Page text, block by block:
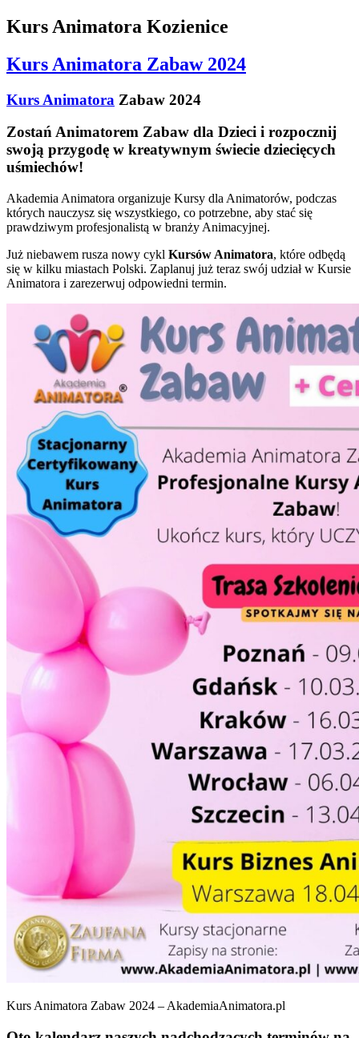
Kurs Animatora Kozienice
Kurs Animatora Zabaw 2024
Kurs Animatora Zabaw 2024
Zostań Animatorem Zabaw dla Dzieci i rozpocznij
swoją przygodę w kreatywnym świecie dziecięcych
uśmiechów!
Akademia Animatora organizuje Kursy dla Animatorów, podczas
których nauczysz się wszystkiego, co potrzebne, aby stać się
prawdziwym profesjonalistą w branży Animacyjnej.
Już niebawem rusza nowy cykl Kursów Animatora, które odbędą
się w kilku miastach Polski. Zaplanuj już teraz swój udział w Kursie
Animatora i zarezerwuj odpowiedni termin.
Kurs Animatora Zabaw 2024 – AkademiaAnimatora.pl